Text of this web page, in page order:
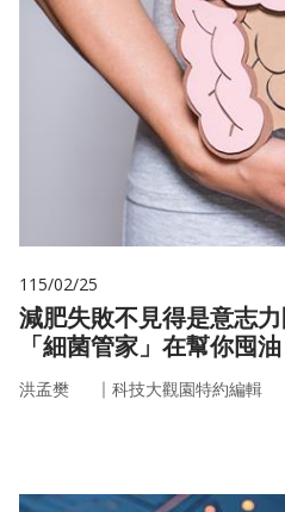
115/02/25
減肥失敗不見得是意志
「細菌管家」在幫你囤油
洪孟樊 ｜ 科技大觀園特約編輯